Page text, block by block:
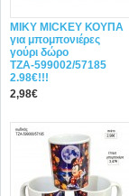
MIΚY ΜΙCKEY ΚΟΥΠΑ
για μπομπονιέρες
γούρι δώρο
ΤΖΑ-599002/57185
2.98€!!!
2,98€